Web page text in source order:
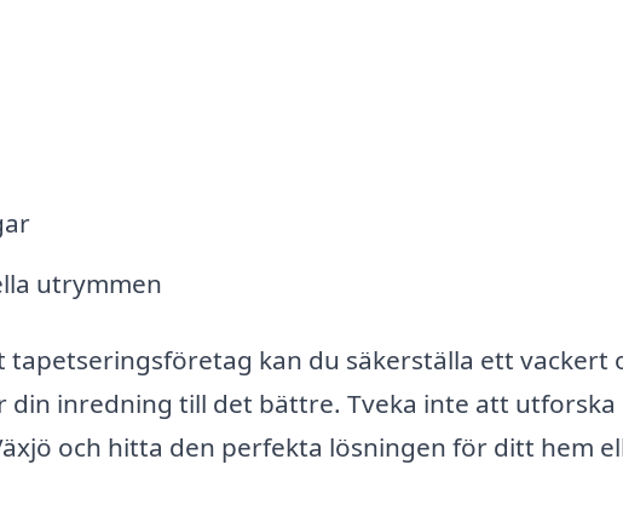
utrymmen
kan du säkerställa ett vackert
inredning till det bättre. Tveka inte att utforska
och hitta den perfekta lösningen för ditt hem